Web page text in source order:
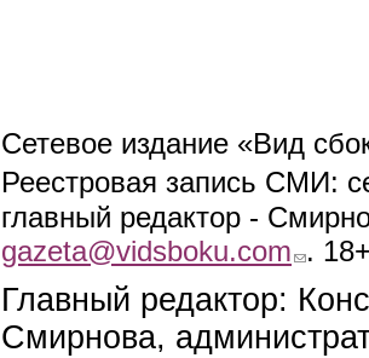
Сетевое издание «Вид
Реестровая запись СМИ:
главный редактор -
gazeta@vidsboku.com (link sends e-
. 18+
Главный редактор:
Смирнова,